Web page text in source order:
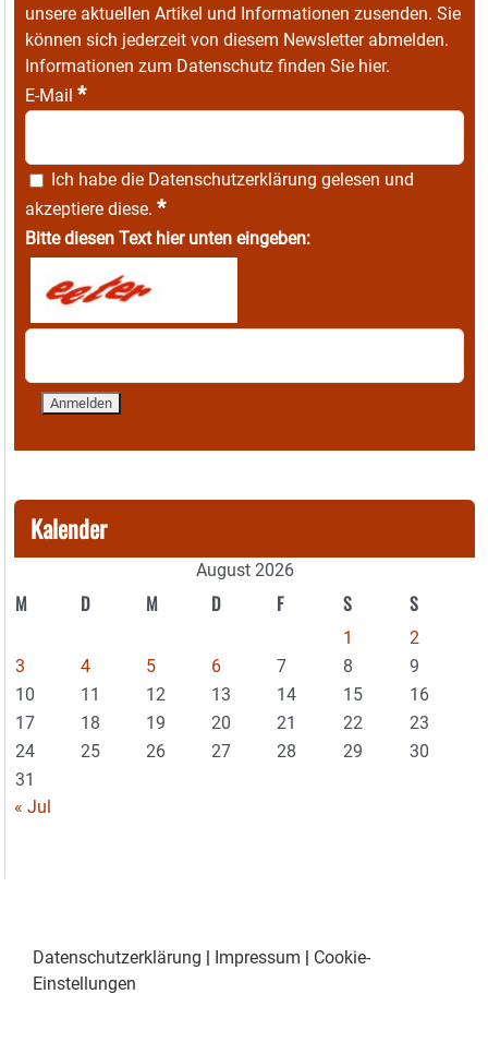
unsere aktuellen Artikel und Informationen zusenden. Sie
können sich jederzeit von diesem Newsletter abmelden.
Informationen zum Datenschutz finden Sie hier.
E-Mail *
Ich habe die Datenschutzerklärung gelesen und
akzeptiere diese. *
Bitte diesen Text hier unten eingeben:
Kalender
August 2026
M D M D F S S
1
2
3
4 5 6 7 8
9
10
11 12 13 14 15
16
17
18 19 20 21 22
23
24
25 26 27 28 29
30
31
« Jul
Datenschutzerklärung Impressum
Cookie-
Einstellungen